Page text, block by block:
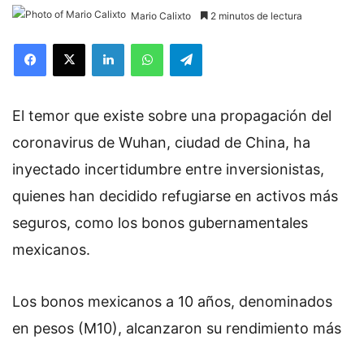
Mario Calixto 2 minutos de lectura
El temor que existe sobre una propagación del
coronavirus de Wuhan, ciudad de China, ha
inyectado incertidumbre entre inversionistas,
quienes han decidido refugiarse en activos más
seguros, como los bonos gubernamentales
mexicanos.
Los bonos mexicanos a 10 años, denominados
en pesos (M10), alcanzaron su rendimiento más